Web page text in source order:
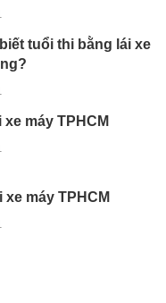
tuổi thi bằng lái xe
máy TPHCM
máy TPHCM